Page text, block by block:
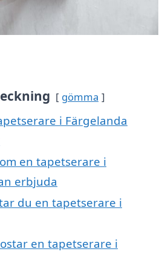
gömma
i Färgelanda
en tapetserare i
erbjuda
du en tapetserare i
en tapetserare i